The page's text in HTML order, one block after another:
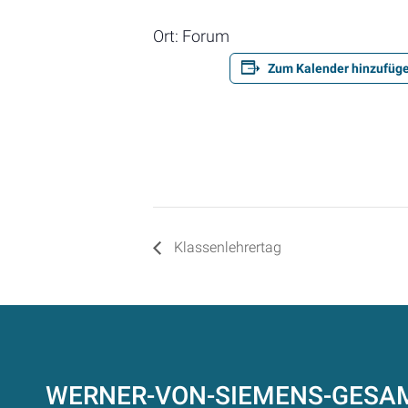
Ort: Forum
Zum Kalender
Klassenlehrertag
WERNER-VON-SIEMENS-